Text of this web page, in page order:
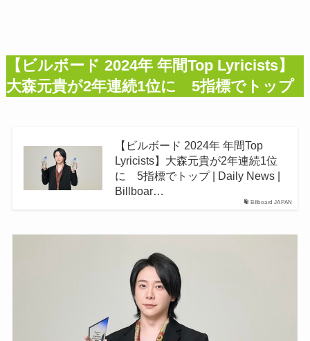
【ビルボード 2024年 年間Top Lyricists】
大森元貴が2年連続1位に 5指標でトップ
Billboard JAPAN
【ビルボード 2024年 年間Top
Lyricists】大森元貴が2年連続1位
に 5指標でトップ | Daily News |
Billboar…